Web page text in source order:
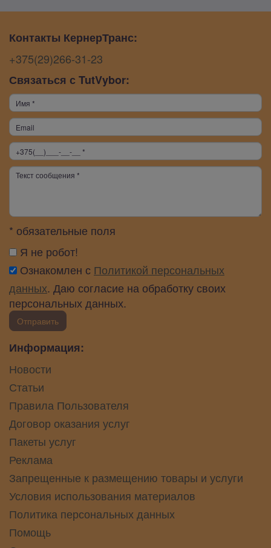
Контакты КернерТранс:
+375(29)266-31-23
Связаться с TutVybor:
* обязательные поля
Я не робот!
Ознакомлен с Политикой персональных
данных. Даю согласие на обработку своих
персональных данных.
Отправить
Информация:
Новости
Статьи
Правила Пользователя
Договор оказания услуг
Пакеты услуг
Реклама
Запрещенные к размещению товары и услуги
Условия использования материалов
Политика персональных данных
Помощь